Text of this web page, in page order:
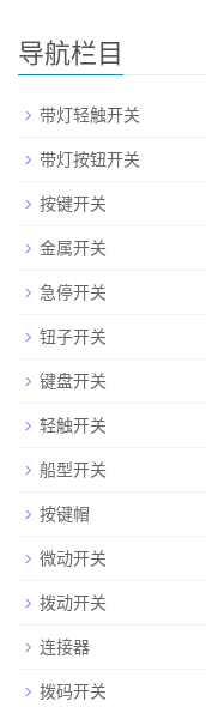
导航栏目
带灯轻触开关
带灯按钮开关
按键开关
金属开关
急停开关
钮子开关
键盘开关
轻触开关
船型开关
按键帽
微动开关
拨动开关
连接器
拨码开关